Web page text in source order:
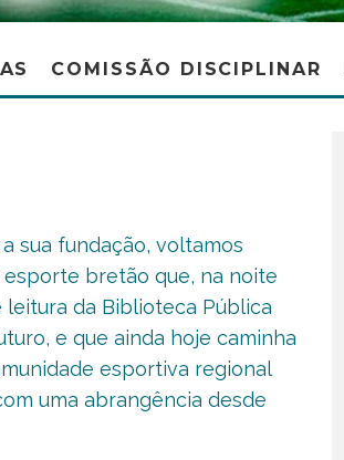
COMISSÃO DISCIPLINAR
sua fundação, voltamos
bretão que, na noite
leitura da Biblioteca Pública
e que ainda hoje caminha
esportiva regional
uma abrangência desde